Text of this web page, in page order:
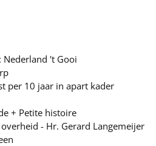
't Gooi
per 10 jaar in apart kader
+ Petite histoire
- Hr. Gerard Langemeijer